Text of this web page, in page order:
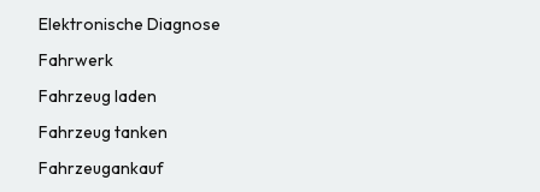
Elektronische Diagnose
Fahrwerk
Fahrzeug laden
Fahrzeug tanken
Fahrzeugankauf